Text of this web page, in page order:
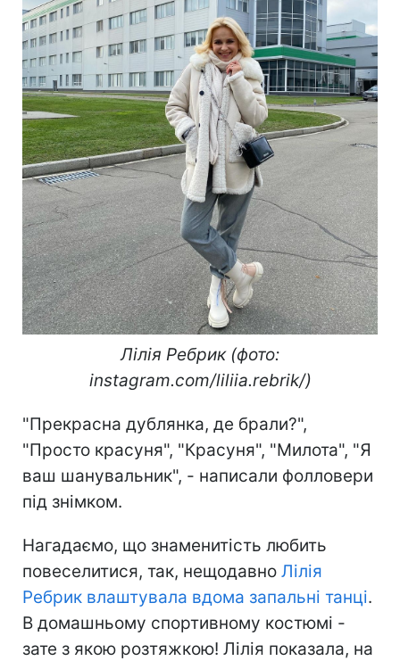
Лілія Ребрик (фото:
instagram.com/liliia.rebrik/)
"Прекрасна дублянка, де брали?",
"Просто красуня", "Красуня", "Милота", "Я
ваш шанувальник", - написали фолловери
під знімком.
Нагадаємо, що знаменитість любить
повеселитися, так, нещодавно Лілія
Ребрик влаштувала вдома запальні танці.
В домашньому спортивному костюмі -
зате з якою розтяжкою! Лілія показала, на